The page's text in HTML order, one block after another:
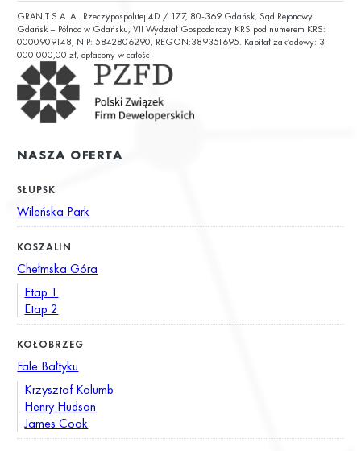
ul. Chałubińskiego 9
GRANIT S.A. Al. Rzeczypospolitej 4D / 177, 80-369 Gdańsk, Sąd Rejonowy
Gdańsk – Północ w Gdańsku, VII Wydział Gospodarczy KRS pod numerem KRS:
0000909148, NIP: 5842806290, REGON:389351695. Kapitał zakładowy: 3
000 000,00 zł, opłacony w całości
NASZA OFERTA
SŁUPSK
Wileńska Park
KOSZALIN
Chełmska Góra
Etap 1
Etap 2
KOŁOBRZEG
Fale Bałtyku
Krzysztof Kolumb
Henry Hudson
James Cook